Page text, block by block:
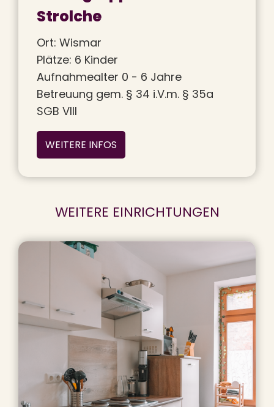
Strolche
Ort: Wismar
Plätze: 6 Kinder
Aufnahmealter 0 - 6 Jahre
Betreuung gem. § 34 i.V.m. § 35a
SGB VIII
WEITERE INFOS
WEITERE EINRICHTUNGEN